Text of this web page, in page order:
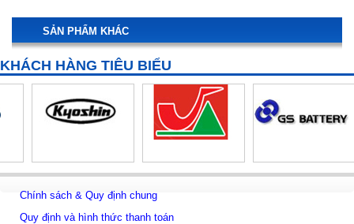
SẢN PHẨM KHÁC
KHÁCH HÀNG TIÊU BIỂU
Chính sách & Quy định chung
Quy định và hình thức thanh toán